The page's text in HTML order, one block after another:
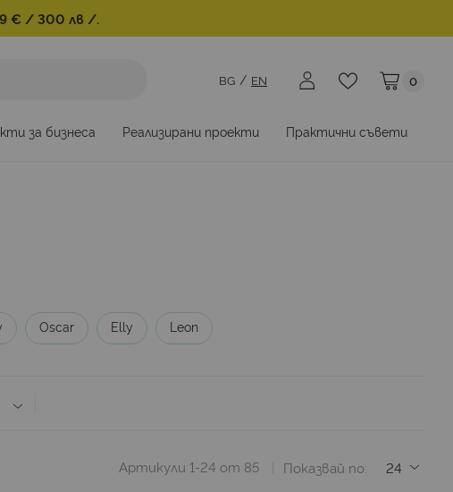
€ / 300 лв /.
Моята
0
BG EN
за бизнеса Реализирани проекти Практични съвети
Oscar Elly Leon
Показвай по
Артикули 1-24 от 85